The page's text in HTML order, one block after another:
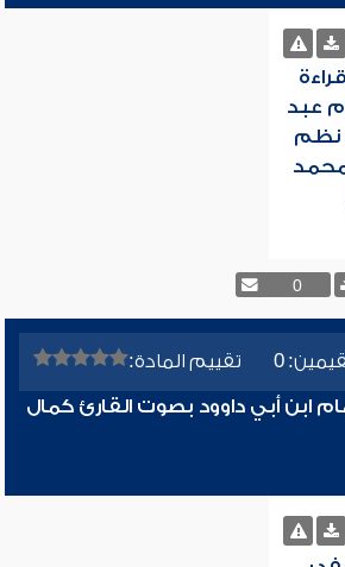
عبد
نظم
محمد
0
0 تقييم المادة:
ابن أبي داوود بصوت القارئ كمال